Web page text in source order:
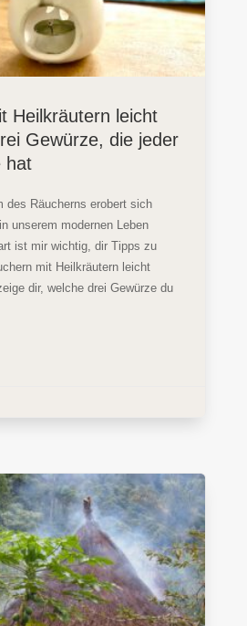
Heilkräutern leicht
Gewürze, die jeder
hat
des Räucherns erobert sich
unserem modernen Leben
ist mir wichtig, dir Tipps zu
mit Heilkräutern leicht
dir, welche drei Gewürze du